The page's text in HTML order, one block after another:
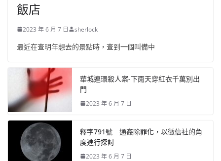
飯店
2023 年 6 月 7 日 sherlock
最近在查明年想去的景點時，查到一個叫備中
華城連環殺人案-下雨天穿紅衣千萬別出
門
2023 年 6 月 7 日
釋字791號 通姦除罪化，以徵信社的角
度進行探討
2023 年 6 月 7 日